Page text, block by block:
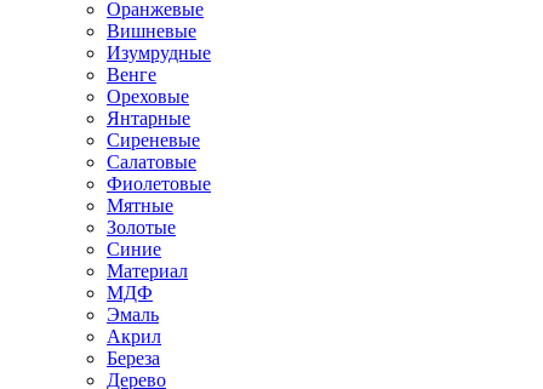
Оранжевые
Вишневые
Изумрудные
Венге
Ореховые
Янтарные
Сиреневые
Салатовые
Фиолетовые
Мятные
Золотые
Синие
Материал
МДФ
Эмаль
Акрил
Береза
Дерево